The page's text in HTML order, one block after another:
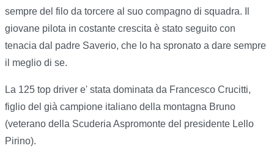
sempre del filo da torcere al suo compagno di squadra. Il
giovane pilota in costante crescita è stato seguito con
tenacia dal padre Saverio, che lo ha spronato a dare sempre
il meglio di se.
La 125 top driver e' stata dominata da Francesco Crucitti,
figlio del già campione italiano della montagna Bruno
(veterano della Scuderia Aspromonte del presidente Lello
Pirino).